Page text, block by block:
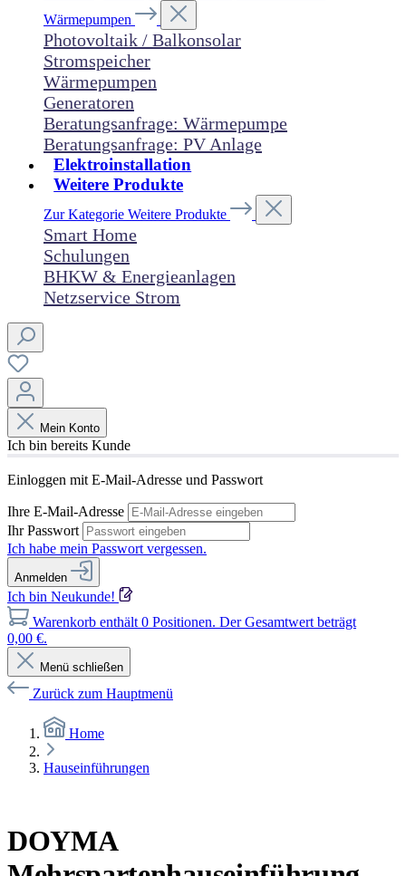
Wärmepumpen
Photovoltaik / Balkonsolar
Stromspeicher
Wärmepumpen
Generatoren
Beratungsanfrage: Wärmepumpe
Beratungsanfrage: PV Anlage
Elektroinstallation
Weitere Produkte
Zur Kategorie Weitere Produkte
Smart Home
Schulungen
BHKW & Energieanlagen
Netzservice Strom
Mein Konto
Ich bin bereits Kunde
Einloggen mit E-Mail-Adresse und Passwort
Ihre E-Mail-Adresse
Ihr Passwort
Ich habe mein Passwort vergessen.
Anmelden
Ich bin Neukunde!
Warenkorb enthält 0 Positionen. Der Gesamtwert beträgt
0,00 €.
Menü schließen
Zurück zum Hauptmenü
Home
Hauseinführungen
DOYMA